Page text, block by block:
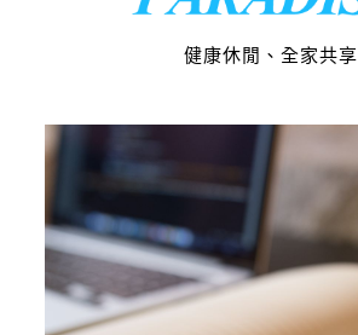
健康休閒、全家共享